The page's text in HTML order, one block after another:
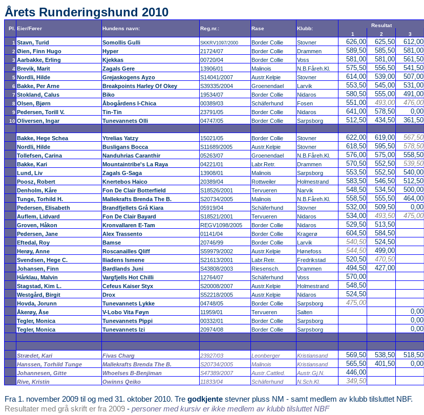
Årets Runderingshund 2010
Pl. Eier/Fører Hundens navn: Reg.nr.: Rase Klubb:
Resultat
1
2
3
1 Stavn, Turid Somollis Gulli SKKRV1097/2000 Border Collie Stovner 626,00 625,50 612,00
2 Øien, Finn Hugo Hyper 21724/07 Border Collie Drammen 589,50 585,50 581,00
3 Aarbakke, Erling Kjekkas 00720/04 Border Collie Voss 581,00 581,00 561,50
4 Brevik, Marit Zagals Gere 13906/01 Malinois N.B.Fåreh.Kl. 575,50 556,50 541,50
5 Nordli, Hilde Grejaskogens Ayzo S14041/2007 Austr.Kelpie Stovner 614,00 539,00 507,00
6 Bakke, Per Arne Breakpoints Harley Of Okey S39335/2004 Groenendael Larvik 553,50 545,00 531,00
7 Stokland, Calus Biko 19534/07 Border Collie Nidaros 580,50 555,00 491,00
8 Olsen, Bjørn Åbogårdens I-Chica 00389/03 Schäferhund Fosen 551,00 493,00 476,00
9 Pedersen, Torill V. Tin-Tin 23791/05 Border Collie Nidaros 641,00 578,50 0,00
10 Oliversen, Ingar Tunevannets Olli 04747/05 Border Collie Sarpsborg 512,50 434,50 361,50
Bakke, Hege Schea Ytrelias Yatzy 15021/05 Border Collie Stovner 622,00 619,00 567,50
Nordli, Hilde Busligans Bocca S11689/2005 Austr.Kelpie Stovner 618,50 595,50 578,50
Tollefsen, Carina Nanduhrias Caranthir 05263/07 Groenendael N.B.Fåreh.Kl. 576,00 575,00 558,50
Bakke, Kari Mountaintribe's La Raya 04221/01 Labr.Retr. Drammen 570,50 552,50 539,50
Lund, Liv Zagals G-Saga 13908/01 Malinois Sarpsborg 553,50 552,50 540,00
Poosz, Robert Knertebos Haico 20389/04 Rottweiler Holmestrand 583,50 546,50 512,50
Denholm, Kåre Fon De Clair Botterfield S18526/2001 Tervueren Narvik 548,50 534,50 500,00
Tunge, Torhild H. Mallekrafts Brenda The B. S20734/2005 Malinois N.B.Fåreh.Kl. 558,50 555,50 464,00
Pedersen, Elisabeth Brandfjellets Grå Kiara 05919/04 Schäferhund Stovner 532,00 509,50 0,00
Auflem, Lidvard Fon De Clair Bayard S18521/2001 Tervueren Nidaros 534,00 493,50 475,00
Groven, Håkon Kronvallaren E-Tam REGV1098/2005 Border Collie Nidaros 529,50 513,50
Pedersen, Jane Alex Trassento 01141/04 Border Collie Kragerø 604,50 584,50
Eftedal, Roy Bamse 20746/99 Border Collie Larvik 540,50 524,50
Herøy, Anne Roscanailles Qliff S59979/2002 Austr.Kelpie Hønefoss 544,50 499,00
Svendsen, Hege C. Iliadens Ismene S21613/2001 Labr.Retr. Fredrikstad 520,50 470,50
Johansen, Finn Bardlands Juni S43808/2003 Riesensch. Drammen 494,50 427,00
Hårklau, Malvin Vargfjells Hot Chilli 12764/07 Schäferhund Voss 570,00
Stagstad, Kim L. Cefeus Kaiser Styx S20008/2007 Austr.Kelpie Holmestrand 548,50
Westgård, Birgit Drox S52218/2005 Austr.Kelpie Nidaros 524,50
Hovda, Jorunn Tunevannets Lykke 04748/05 Border Collie Sarpsborg 475,00
Åkerøy, Åse V-Lobo Vita Føyn 11959/01 Tervueren Salten 0,00
Tegler, Monica Tunevannets Pippi 00332/01 Border Collie Sarpsborg 0,00
Tegler, Monica Tunevannets Izi 20974/08 Border Collie Sarpsborg 0,00
Strædet, Kari Fivas Charg 23927/03 Leonberger Kristiansand 569,50 538,50 518,50
Hanssen, Torhild Tunge Mallekrafts Brenda The B. S20734/2005 Malinois Kristiansand 565,50 401,50 0,00
Johannesen, Gitte Whoelses B-Benjiman S47389/2007 Austr.Cattled. Austr.Gj.N. 446,00
Rive, Kristin Owinns Qeiko 11833/04 Schäferhund N.Sch.Kl. 349,50
Fra 1. november 2009 til og med 31. oktober 2010. Tre godkjente stevner pluss NM - samt medlem av klubb tilsluttet NBF.
Resultater med grå skrift er fra 2009 - personer med kursiv er ikke medlem av klubb tilsluttet NBF